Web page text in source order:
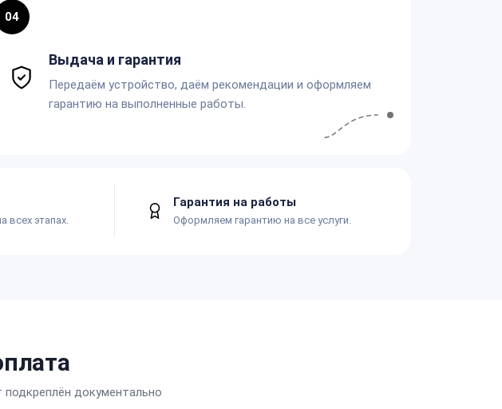
04
Выдача и гарантия
Передаём устройство, даём рекомендации и оформляем
гарантию на выполненные работы.
всех этапах.
Гарантия на работы
Оформляем гарантию на все услуги.
документально